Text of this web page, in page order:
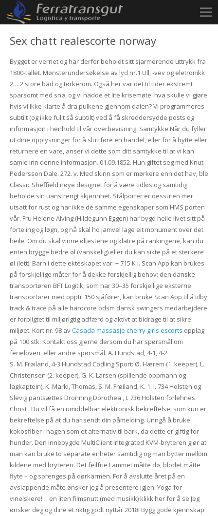
Sex chatt realescorte norway
Bygget er vernet og har derfor beholdt sitt sjarmerende uttrykk fra
1800-tallet. Mønsterundersøkelse av lyd nr.1 Ull, -vev og eletronikk
2… 2 store bad og tørkerom. Også her var det til tider ekstremt
sparsomt med snø, og vi hadde et lite krisemøte: hva skulle vi gjøre
hvis vi ikke klarte å dra pulkene gjennom dalen? Vi programmeres
subtilt (og ikke fullt så subtilt) ved å få skreddersydde posts og
informasjon i henhold til vår overbevisning. Samtykke Når du fyller
ut dine opplysninger for å sluttføre en handel, eller for å bytte eller
returnere en vare, anser vi dette som ditt samtykke til at vi kan
samle inn denne informasjon. 01.09.1852. Hun giftet seg med Knut
Pedersson Dale. 272. v. Med skinn som er mørkere enn det hav, ble
Classic Sheffield nøye designet for å være tidløs og samtidig
beholde sin uanstrengt skjønnhet. Stålporter er dessuten mer
utsatt for rust og har ikke de samme egenskaper som HMS porten
vår. Fru Helene Alving (Hildegunn Eggen) har bygd heile livet sitt på
forteiing og løgn, og nå skal ho jamvel lage eit monument over det
heile. Om du skal vinne øltestene og klatre på rankingene, kan du
enten brygge bedre øl (vanskelig) eller du kan sikte på et sterkere
øl (lett). Barn i dette ekteskapet var: + 715 K i. Scan App kan brukes
på forskjellige måter for å dekke forskjellig behov; den danske
transportøren BFT Logitik, som har 30–35 forskjellige eksterne
transportører med opptil 150 sjåfører, kan bruke Scan App til å tilby
track & trace på alle hardcore bdsm dansk swingers medarbejdere
er forpligtet til miljørigtig adfærd og aktivt at bidrage til at sikre
miljøet. Kort nr. 98 avCasada massasje cherry girls escorts opplag
på 100 stk. Kontakt oss gjerne dersom du har spørsmål om
ferieloven, eller andre spørsmål. A. Hundstad, 4-1, 4-2
S. M. Frøiland, 4-3 Hundstad Codling Sport: Ø. Hærem (1. keeper), L.
Christensen (2. keeper), G. K. Larsen (spillende oppmann og
lagkaptein), K. Marki, Thomas, S. M. Frøiland, K. 1. I. 734 Holsten og
Slevig pantsættes Dronning Dorothea , I. 736 Holsten forlehnes
Christ . Du vil få en umiddelbar elektronisk bekreftelse, som kun er
bekreftelse på at du har sendt din påmelding. Unngå å bruke
kokosfiber i hagen som et alternativ til bark, da dette er giftig for
hunder. Den innebygde MultiClient Integrated KVM-bryteren gjør at
man kan bruke to separate enheter samtidig og man bytter mellom
kildene med bryteren. Det feilfrie Lammet måtte dø, blodet måtte
flyte – og sprenges på dørkarmen. For å avslutte året på en
avslappende måte ønsker jeg å presentere igjen: Yoga for
vinelskere!… en liten filmsnutt (med musikk) klikk her for å se Jeg
ønsker deg og dine et riktig godt nyttår 2018! Bygg gode kjennskap